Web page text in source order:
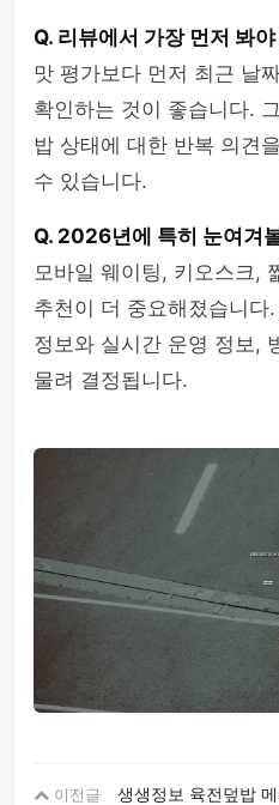
Q. 리뷰에서 가장 먼저 봐
맛 평가보다 먼저 최근 날
확인하는 것이 좋습니다.
밥 상태에 대한 반복 의견
수 있습니다.
Q. 2026년에 특히 눈여겨
모바일 웨이팅, 키오스크,
추천이 더 중요해졌습니다
정보와 실시간 운영 정보,
물려 결정됩니다.
이전글
생생정보 육전덮밥